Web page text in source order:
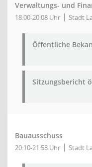
Verwaltungs- und
18:00-20:08 Uhr Stadt
Öffentliche
Sitzungsbericht
Bauausschuss
20:10-21:58 Uhr Stadt